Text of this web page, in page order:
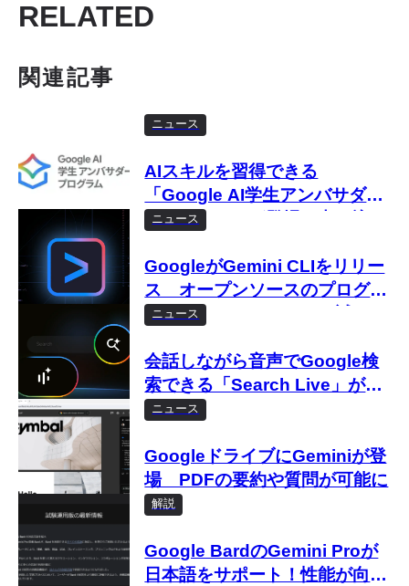
RELATED
関連記事
ニュース
AIスキルを習得できる
「Google AI学生アンバサダー
プログラム」が登場 申し込み
ニュース
GoogleがGemini CLIをリリー
ス オープンソースのプログラ
ミングAIエージェントを試して
ニュース
会話しながら音声でGoogle検
索できる「Search Live」が登
場
ニュース
GoogleドライブにGeminiが登
場 PDFの要約や質問が可能に
解説
Google BardのGemini Proが
日本語をサポート！性能が向上